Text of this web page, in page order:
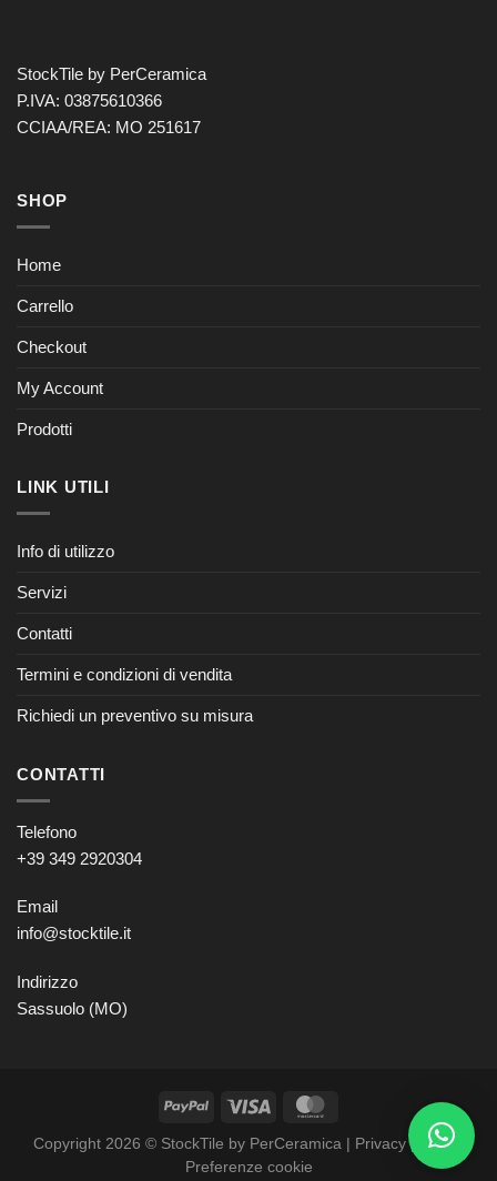
StockTile by PerCeramica
P.IVA: 03875610366
CCIAA/REA: MO 251617
SHOP
Home
Carrello
Checkout
My Account
Prodotti
LINK UTILI
Info di utilizzo
Servizi
Contatti
Termini e condizioni di vendita
Richiedi un preventivo su misura
CONTATTI
Telefono
+39 349 2920304
Email
info@stocktile.it
Indirizzo
Sassuolo (MO)
Copyright 2026 © StockTile by PerCeramica | Privacy policy–
Preferenze cookie